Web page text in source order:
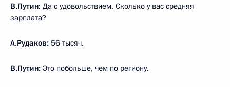
В.Путин: Да с удовольствием. Сколько у вас средняя
зарплата?
А.Рудаков: 56 тысяч.
В.Путин: Это побольше, чем по региону.